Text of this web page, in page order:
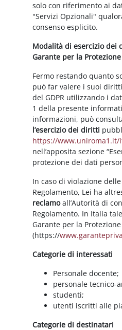
solo con riferimento ai
"Servizi Opzionali"
consenso esplicito.
Modalità di esercizio dei
Garante per la
Fermo restando quanto
può far valere i suoi
del GDPR utilizzando i
1 della presente
informazioni, può
l’esercizio dei diritti
https://
nell’apposita sezione
protezione dei dati
In caso di violazione
Regolamento, Lei ha
reclamoall’Autorità di
Regolamento. In Italia
Garante per la
(https://
Categorie di interessati
Personale docente;
personale tecnico-
studenti;
utenti iscritti alle
Categorie di destinatari